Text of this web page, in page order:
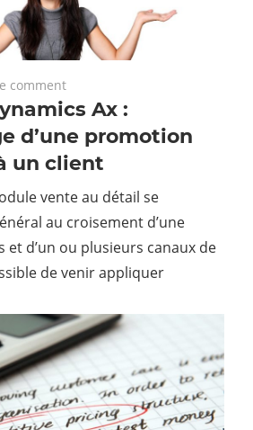
comment
Ax :
d’une promotion
un client
vente au détail se
au croisement d’une
et d’un ou plusieurs canaux de
de venir appliquer